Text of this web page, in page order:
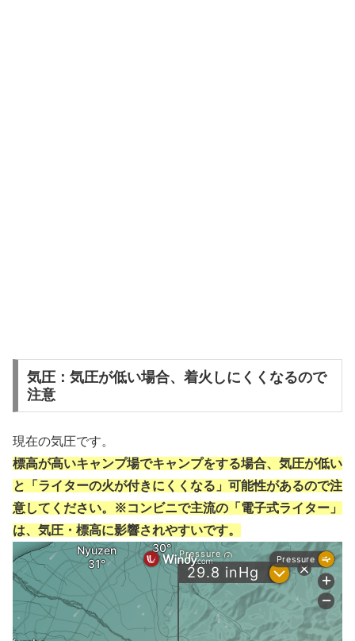
気圧：気圧が低い場合、着火しにくくなるので
注意
現在の気圧です。
標高が高いキャンプ場でキャンプをする場合、気圧が低い
と「ライターの火が付きにくくなる」可能性があるので注
意してください。※コンビニで主流の「電子式ライター」
は、気圧・標高に影響されやすいです。